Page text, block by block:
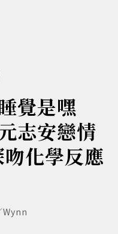
覺是嘿
志安戀情
化學反應
Wynn